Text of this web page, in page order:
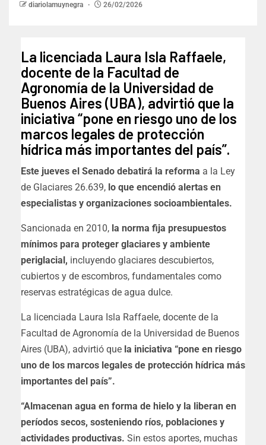
diariolamuynegra 26/02/2026
La licenciada Laura Isla Raffaele,
docente de la Facultad de
Agronomía de la Universidad de
Buenos Aires (UBA), advirtió que la
iniciativa “pone en riesgo uno de los
marcos legales de protección
hídrica más importantes del país”.
Este jueves el Senado debatirá la reforma a la Ley
de Glaciares 26.639, lo que encendió alertas en
especialistas y organizaciones socioambientales.
Sancionada en 2010, la norma fija presupuestos
mínimos para proteger glaciares y ambiente
periglacial, incluyendo glaciares descubiertos,
cubiertos y de escombros, fundamentales como
reservas estratégicas de agua dulce.
La licenciada Laura Isla Raffaele, docente de la
Facultad de Agronomía de la Universidad de Buenos
Aires (UBA), advirtió que la iniciativa “pone en riesgo
uno de los marcos legales de protección hídrica más
importantes del país”.
“Almacenan agua en forma de hielo y la liberan en
períodos secos, sosteniendo ríos, poblaciones y
actividades productivas. Sin estos aportes, muchas